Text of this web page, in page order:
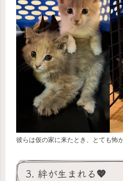
彼らは仮の家に来たとき、とても怖
3. 絆が生まれる💖